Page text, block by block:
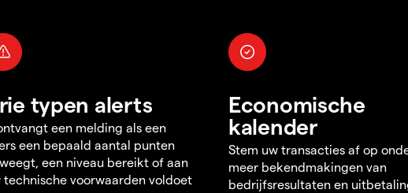
typen alerts
een melding als een
een bepaald aantal punten
een niveau bereikt of aan
technische voorwaarden voldoet
Economische
kalender
Stem uw transacties af op
meer bekendmakingen van
bedrijfsresultaten en